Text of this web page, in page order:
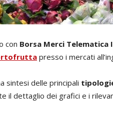
con Borsa Merci Telematica
presso i mercati
sintesi delle principali
il dettaglio dei grafici e i